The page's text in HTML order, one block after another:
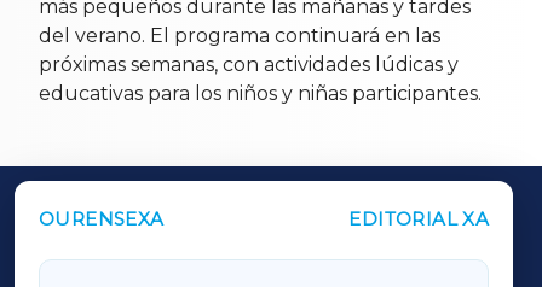
más pequeños durante las mañanas y tardes
del verano. El programa continuará en las
próximas semanas, con actividades lúdicas y
educativas para los niños y niñas participantes.
OURENSEXA EDITORIAL XA
OUTROS PERIÓDICOS